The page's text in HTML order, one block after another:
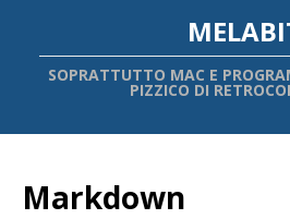
SOPRATTUTTO MAC E
PIZZICO DI
Markdown